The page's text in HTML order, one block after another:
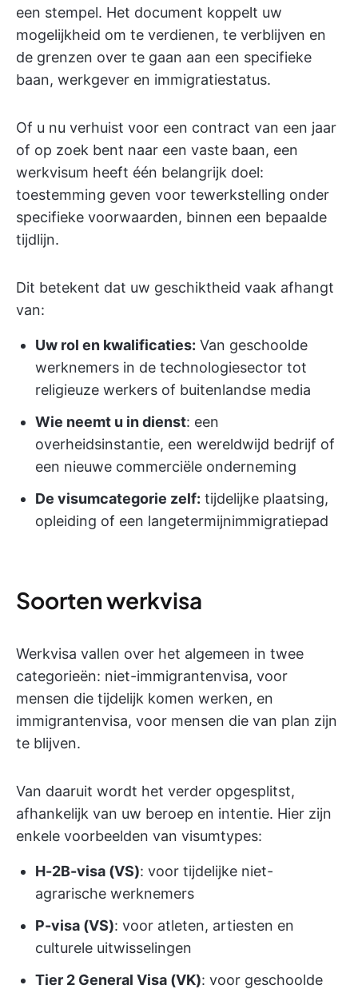
een stempel. Het document koppelt uw
mogelijkheid om te verdienen, te verblijven en
de grenzen over te gaan aan een specifieke
baan, werkgever en immigratiestatus.
Of u nu verhuist voor een contract van een jaar
of op zoek bent naar een vaste baan, een
werkvisum heeft één belangrijk doel:
toestemming geven voor tewerkstelling onder
specifieke voorwaarden, binnen een bepaalde
tijdlijn.
Dit betekent dat uw geschiktheid vaak afhangt
van:
Uw rol en kwalificaties: Van geschoolde
werknemers in de technologiesector tot
religieuze werkers of buitenlandse media
Wie neemt u in dienst: een
overheidsinstantie, een wereldwijd bedrijf of
een nieuwe commerciële onderneming
De visumcategorie zelf: tijdelijke plaatsing,
opleiding of een langetermijnimmigratiepad
Soorten werkvisa
Werkvisa vallen over het algemeen in twee
categorieën: niet-immigrantenvisa, voor
mensen die tijdelijk komen werken, en
immigrantenvisa, voor mensen die van plan zijn
te blijven.
Van daaruit wordt het verder opgesplitst,
afhankelijk van uw beroep en intentie. Hier zijn
enkele voorbeelden van visumtypes:
H-2B-visa (VS): voor tijdelijke niet-
agrarische werknemers
P-visa (VS): voor atleten, artiesten en
culturele uitwisselingen
Tier 2 General Visa (VK): voor geschoolde